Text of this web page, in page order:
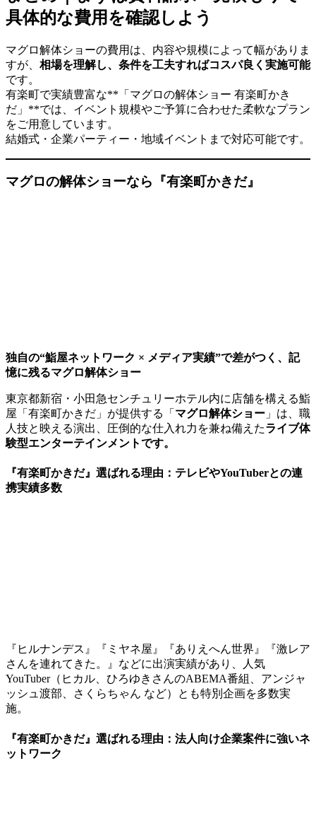
具体的な費用を確認しよう
マグロ解体ショーの費用は、内容や規模によって幅がありま
すが、 相場を理解し、条件を工夫すればコスパ良く実施可能
です。
有楽町で実績豊富な**「マグロの解体ショー 有楽町かき
だ」**では、イベント規模やご予算に合わせた柔軟なプラン
をご用意しています。
結婚式・企業パーティー・地域イベントまで対応可能です。
マグロの解体ショーなら『有楽町かきだ』
独自の“鮨屋ネットワーク × メディア実績”で差がつく、記
憶に残るマグロ解体ショー
東京都新宿・小田急センチュリーホテル内に店舗を構える鮨
屋「有楽町かきだ」が提供する「 マグロ解体ショー 」は、職
人技と映える演出、圧倒的な仕入れ力を兼ね備えたライブ体
験型エンターテインメントです。
『有楽町かきだ』選ばれる理由：テレビやYouTuberとの連
携実績多数
『ヒルナンデス』『ミヤネ屋』『ありえへん世界』『激レア
さんを連れてきた。』などに出演実績があり、人気
YouTuber（ヒカル、ひろゆきさんのABEMA番組、アンジャ
ッシュ渡部、さくらちゃん など）とも特別企画を多数実
施。
『有楽町かきだ』選ばれる理由：法人向け企業案件に強いネ
ットワーク